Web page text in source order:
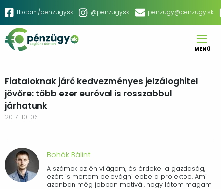
Ugrás
tartalomra
Social
menu
fb.com/penzugysk @penzugysk penzugy@penzugy.sk
MENÜ
Fiataloknak járó kedvezményes jelzáloghitel
jövőre: több ezer euróval is rosszabbul
járhatunk
2017. 10. 06.
Bohák Bálint
A számok az én világom, és érdekel a gazdaság,
ezért is mertem belevágni ebbe a projektbe. Ami
azonban még jobban motivál, hogy látom magam